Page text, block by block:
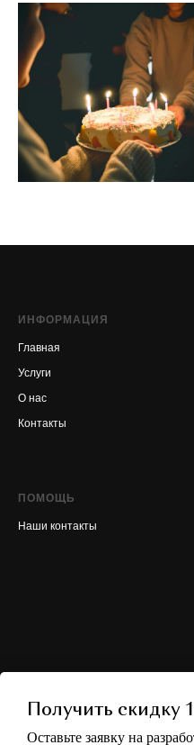
Получить скидку
Оставьте заявку на
ИНФОРМАЦИЯ
Главная
Услуги
О нас
Контакты
ПОМОЩЬ
Наши контакты
защищены.
Политика
конфиденциальности